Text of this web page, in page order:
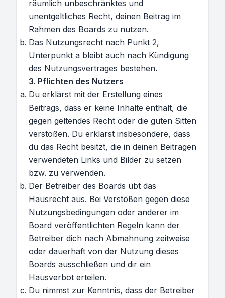
räumlich unbeschränktes und
unentgeltliches Recht, deinen Beitrag im
Rahmen des Boards zu nutzen.
Das Nutzungsrecht nach Punkt 2,
Unterpunkt a bleibt auch nach Kündigung
des Nutzungsvertrages bestehen.
3. Pflichten des Nutzers
Du erklärst mit der Erstellung eines
Beitrags, dass er keine Inhalte enthält, die
gegen geltendes Recht oder die guten Sitten
verstoßen. Du erklärst insbesondere, dass
du das Recht besitzt, die in deinen Beiträgen
verwendeten Links und Bilder zu setzen
bzw. zu verwenden.
Der Betreiber des Boards übt das
Hausrecht aus. Bei Verstößen gegen diese
Nutzungsbedingungen oder anderer im
Board veröffentlichten Regeln kann der
Betreiber dich nach Abmahnung zeitweise
oder dauerhaft von der Nutzung dieses
Boards ausschließen und dir ein
Hausverbot erteilen.
Du nimmst zur Kenntnis, dass der Betreiber